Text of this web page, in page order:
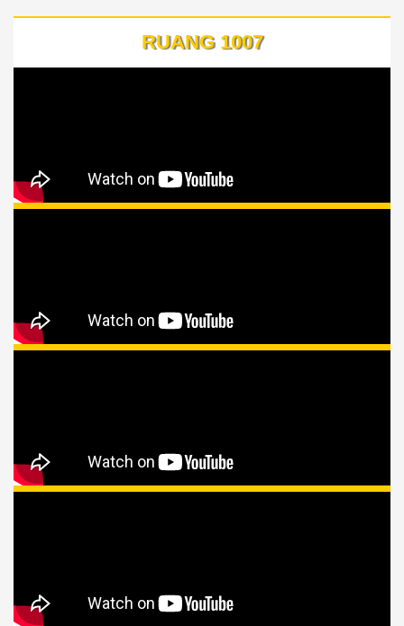
RUANG 1007